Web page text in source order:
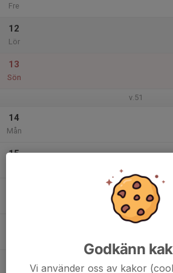
Fre
12
Lör
13
Sön
v.51
14
Mån
15
Godkänn
Vi använder oss av kakor